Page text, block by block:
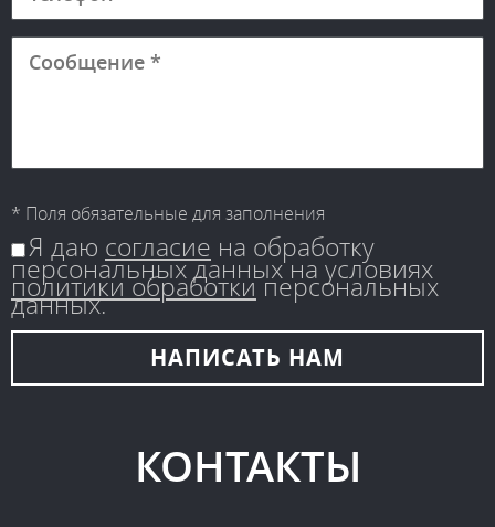
* Поля обязательные для заполнения
Я даю согласие на обработку
персональных данных на условиях
политики обработкиперсональных
данных.
НАПИСАТЬ НАМ
КОНТАКТЫ